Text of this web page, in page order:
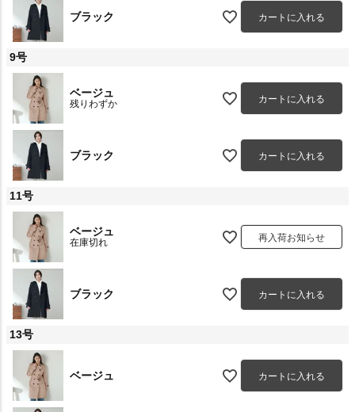
ブラック カートに入れる
9号
ベージュ
残りわずか カートに入れる
ブラック カートに入れる
11号
ベージュ
在庫切れ 再入荷お知らせ
ブラック カートに入れる
13号
ベージュ カートに入れる